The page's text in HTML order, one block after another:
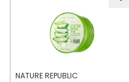
NATURE REPUBLIC